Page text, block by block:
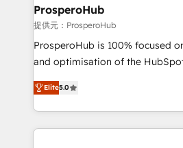
empowering our clients and
autonomy. Get to grips with
guided implementation and
the CRM platform into your
marketing strategy? We'll
to your needs and sales
ProsperoHub
提供元：ProsperoHub
ProsperoHub is 100% focused
and optimisation of the HubSpot
highly experienced team of
ensure that you achieve
ROI from your HubSpot investment.
extensive HubSpot, sales,
Elite5.0